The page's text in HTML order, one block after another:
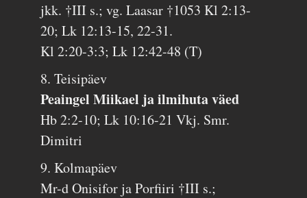
jkk. †III s.; vg. Laasar †1053 Kl 2:13-
20; Lk 12:13-15, 22-31.
Kl 2:20-3:3; Lk 12:42-48 (T)
8. Teisipäev
Peaingel Miikael ja ilmihuta väed
Hb 2:2-10; Lk 10:16-21 Vkj. Smr.
Dimitri
9. Kolmapäev
Mr-d Onisifor ja Porfiiri †III s.;